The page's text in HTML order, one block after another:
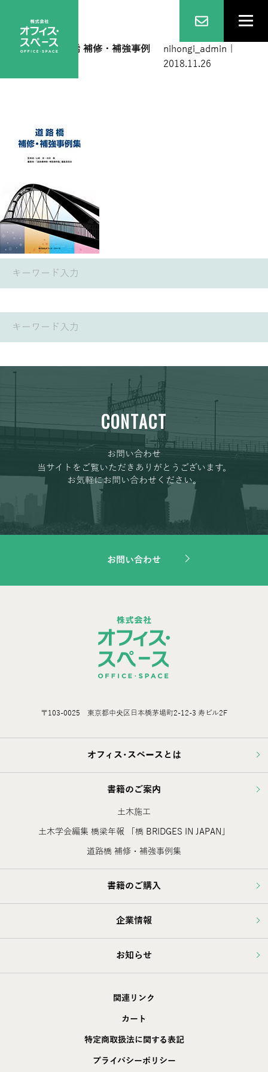
item-4| ←道路橋 補修・補強事例
nihongi_admin
2018.11.26
CONTACT
お問い合わせ
当サイトをご覧いただきありがとうございます。
お気軽にお問い合わせください。
お問い合わせ
〒103-0025 東京都中央区日本橋茅場町2-12-3 寿ビル2F
オフィス･スペースとは
書籍のご案内
土木施工
土木学会編集 橋梁年報 「橋 BRIDGES IN JAPAN」
道路橋 補修・補強事例集
書籍のご購入
企業情報
お知らせ
関連リンク
カート
特定商取扱法に関する表記
プライバシーポリシー